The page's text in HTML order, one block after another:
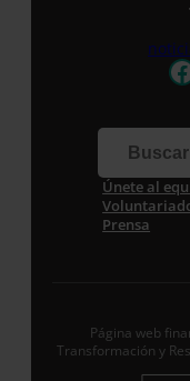
base de
todas las
Nombre *
Correo
Únete al
Prensa
Página web
Transformación y